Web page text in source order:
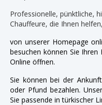
Professionelle, pünktliche,
Chauffeure, die Ihnen
von unserer Homepage
besuchen können Sie Ihren
Online öffnen.
Sie können bei der
oder Pfund bezahlen.
Sie passende in türkischer